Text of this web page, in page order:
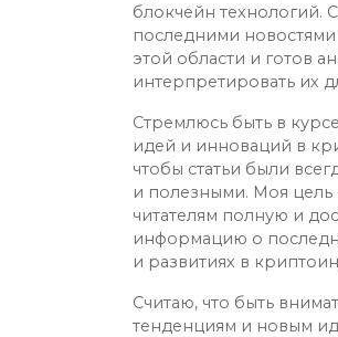
блокчейн технологий.
последними
этой области и готов
интерпретировать их
Стремлюсь быть в
идей и инноваций в
чтобы статьи были
и полезными. Моя цель
читателям полную и
информацию о
и развитиях в
Считаю, что быть
тенденциям и новым